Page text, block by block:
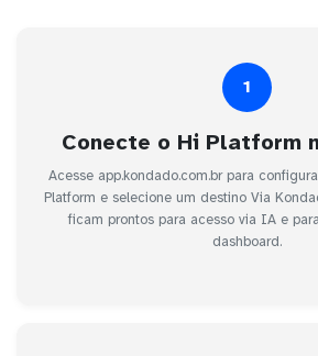
1
Conecte o Hi Platform
Acesse app.kondado.com.br para
Platform e selecione um destino Via
ficam prontos para acesso via IA e
dashboard.